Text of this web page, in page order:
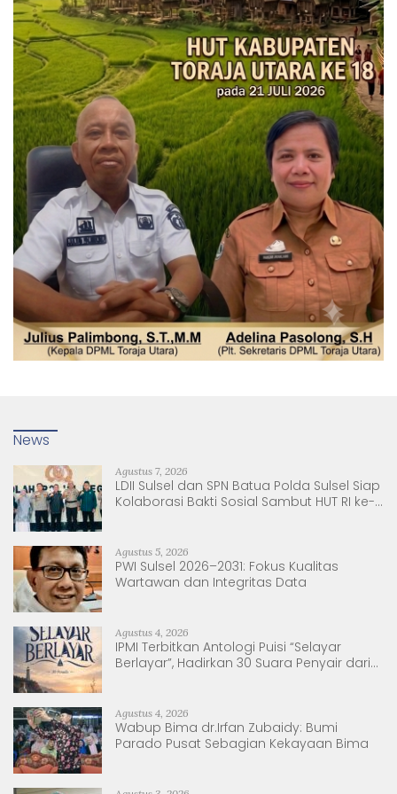
News
Agustus 7, 2026
LDII Sulsel dan SPN Batua Polda Sulsel Siap
Kolaborasi Bakti Sosial Sambut HUT RI ke-
Agustus 5, 2026
PWI Sulsel 2026–2031: Fokus Kualitas
Wartawan dan Integritas Data
Agustus 4, 2026
IPMI Terbitkan Antologi Puisi “Selayar
Berlayar”, Hadirkan 30 Suara Penyair dari
Agustus 4, 2026
Wabup Bima dr.Irfan Zubaidy: Bumi
Parado Pusat Sebagian Kekayaan Bima